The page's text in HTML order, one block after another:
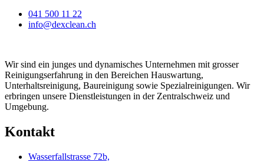
041 500 11 22
info@dexclean.ch
Wir sind ein junges und dynamisches Unternehmen mit grosser
Reinigungserfahrung in den Bereichen Hauswartung,
Unterhaltsreinigung, Baureinigung sowie Spezialreinigungen. Wir
erbringen unsere Dienstleistungen in der Zentralschweiz und
Umgebung.
Kontakt
Wasserfallstrasse 72b,